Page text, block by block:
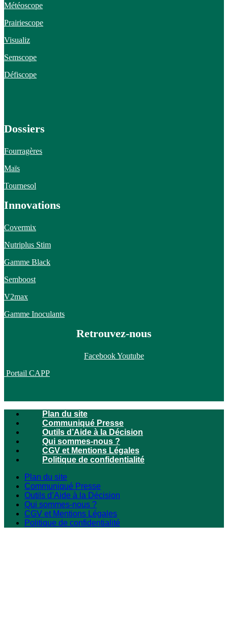
Météoscope
Prairiescope
Visualiz
Semscope
Défiscope
Dossiers
Fourragères
Maïs
Tournesol
Innovations
Covermix
Nutriplus Stim
Gamme Black
Semboost
V2max
Gamme Inoculants
Retrouvez-nous
FacebookYoutube
Portail CAPP
Plan du site
Communiqué Presse
Outils d’Aide à la Décision
Qui sommes-nous ?
CGV et Mentions Légales
Politique de confidentialité
Plan du site
Communiqué Presse
Outils d’Aide à la Décision
Qui sommes-nous ?
CGV et Mentions Légales
Politique de confidentialité